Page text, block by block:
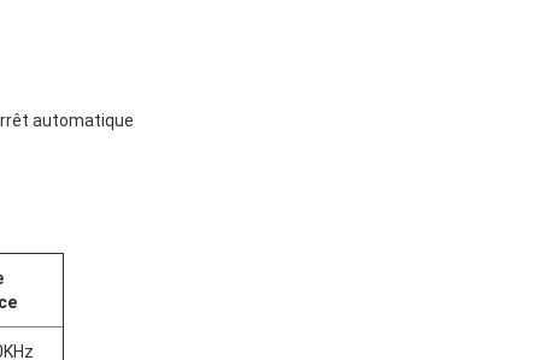
automatique